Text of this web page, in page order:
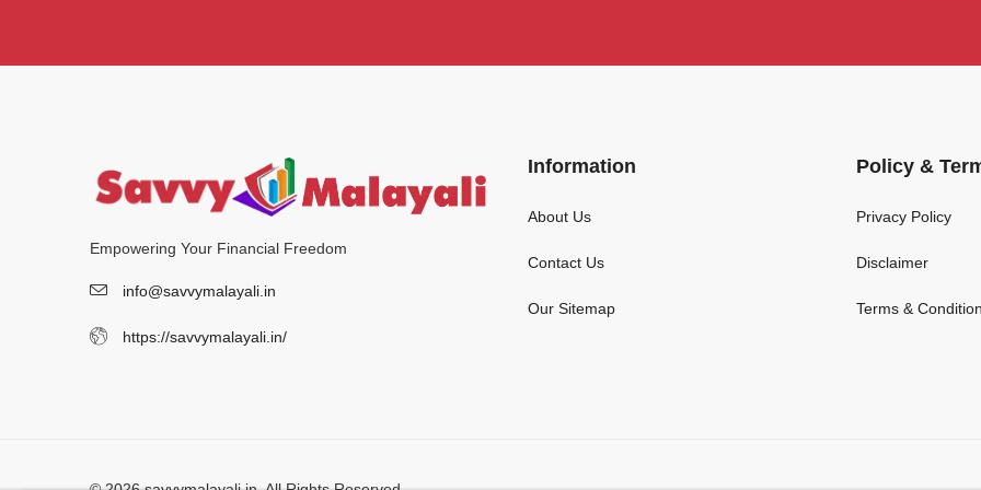
Empowering Your Financial Freedom
info@savvymalayali.in
https://savvymalayali.in/
Information
About Us
Contact Us
Our Sitemap
Policy &
Privacy Policy
Disclaimer
Terms &